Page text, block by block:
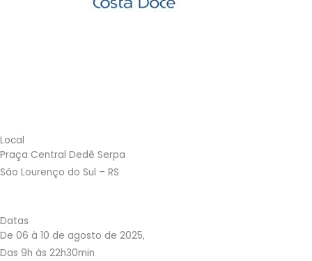
Local
Praça Central Dedê Serpa
São Lourenço do Sul – RS
Datas
De 06 à 10 de agosto de 2025,
Das 9h às 22h30min